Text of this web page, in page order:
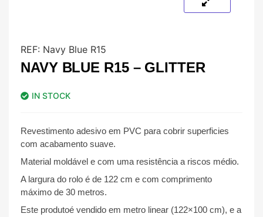
REF: Navy Blue R15
NAVY BLUE R15 – GLITTER
IN STOCK
Revestimento adesivo em PVC para cobrir superficies
com acabamento suave.
Material moldável e com uma resistência a riscos médio.
A largura do rolo é de 122 cm e com comprimento
máximo de 30 metros.
Este produtoé vendido em metro linear (122×100 cm), e a